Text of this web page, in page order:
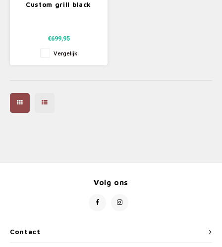
Custom grill black
€699,95
Vergelijk
Contact
Volg ons